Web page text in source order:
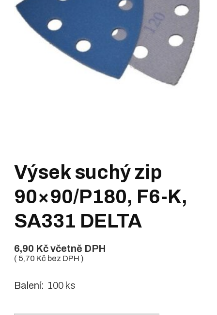
Výsek suchý zip
90×90/P180, F6-K,
SA331 DELTA
6,90 Kčvčetně DPH
( 5,70 Kč bez DPH )
Balení: 100 ks